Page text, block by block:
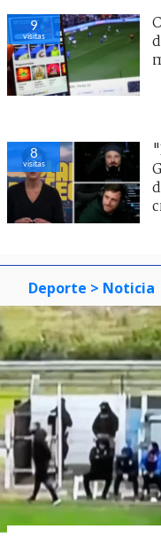
9
visitas
8
visitas
Deporte > Noticia